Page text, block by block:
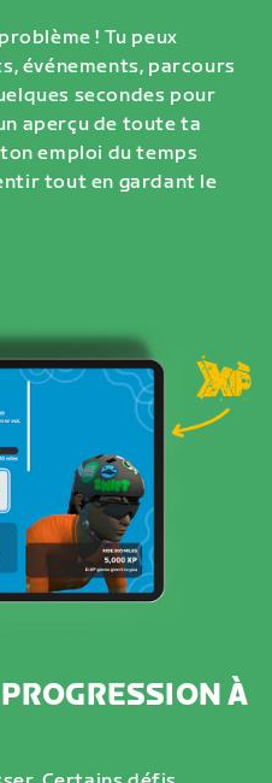
! Tu peux
événements, parcours
secondes pour
aperçu de toute ta
emploi du temps
tout en gardant le
À